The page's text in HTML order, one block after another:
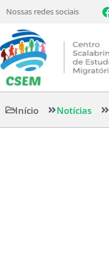
Nossas redes sociais
Início Notícias